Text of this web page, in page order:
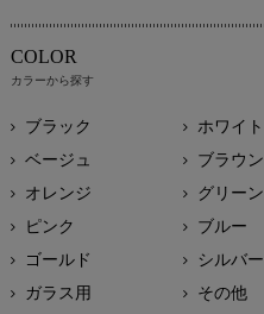
COLOR
カラーから探す
ブラック ホワイト
ベージュ
ブラウン
オレンジ
グリーン
ピンク
ブルー
ゴールド
シルバー
ガラス用
その他